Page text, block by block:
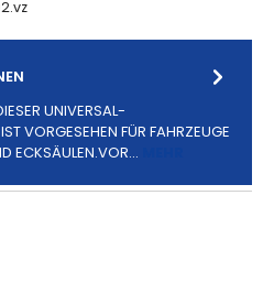
UNIVERSAL-
VORGESEHEN FÜR FAHRZEUGE
ECKSÄULEN.VOR…